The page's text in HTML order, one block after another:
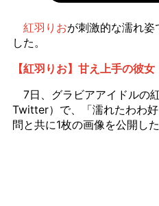
紅羽りおが刺激的な濡れ姿
した。
【紅羽りお】甘え上手の彼女
7日、グラビアアイドルの
Twitter）で、「濡れたわわ
問と共に1枚の画像を公開した